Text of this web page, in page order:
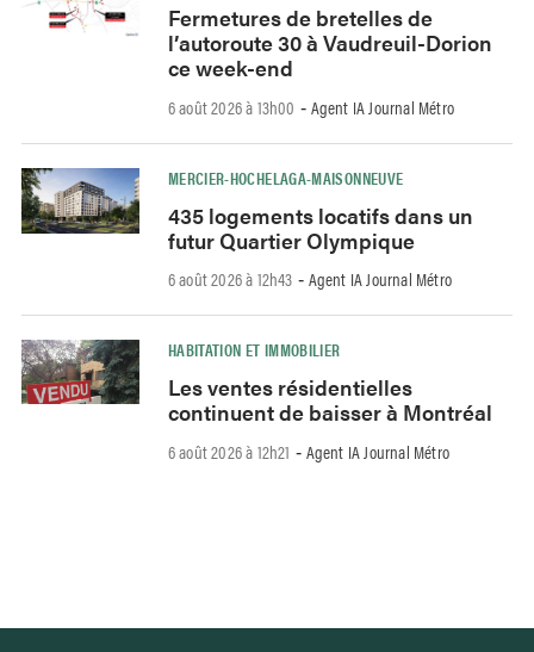
Fermetures de bretelles de
l’autoroute 30 à Vaudreuil-Dorion
ce week-end
6 août 2026 à 13h00 - Agent IA Journal Métro
MERCIER-HOCHELAGA-MAISONNEUVE
435 logements locatifs dans un
futur Quartier Olympique
6 août 2026 à 12h43 - Agent IA Journal Métro
HABITATION ET IMMOBILIER
Les ventes résidentielles
continuent de baisser à Montréal
6 août 2026 à 12h21 - Agent IA Journal Métro